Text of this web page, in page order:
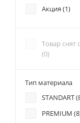
Акция (1)
Товар снят
(0)
Тип материала
STANDART (
PREMIUM (8